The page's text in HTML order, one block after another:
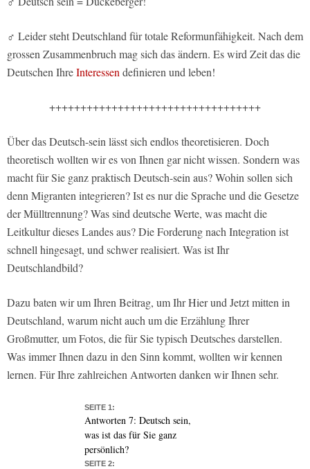
♂ Leider steht Deutschland für totale Reformunfähigkeit. Nach dem
grossen Zusammenbruch mag sich das ändern. Es wird Zeit das die
Deutschen IhreInteressendefinieren und leben!
++++++++++++++++++++++++++++++++++
Über das Deutsch-sein lässt sich endlos theoretisieren. Doch
theoretisch wollten wir es von Ihnen gar nicht wissen. Sondern was
macht für Sie ganz praktisch Deutsch-sein aus? Wohin sollen sich
denn Migranten integrieren? Ist es nur die Sprache und die Gesetze
der Mülltrennung? Was sind deutsche Werte, was macht die
Leitkultur dieses Landes aus? Die Forderung nach Integration ist
schnell hingesagt, und schwer realisiert. Was ist Ihr
Deutschlandbild?
Dazu baten wir um Ihren Beitrag, um Ihr Hier und Jetzt mitten in
Deutschland, warum nicht auch um die Erzählung Ihrer
Großmutter, um Fotos, die für Sie typisch Deutsches darstellen.
Was immer Ihnen dazu in den Sinn kommt, wollten wir kennen
lernen. Für Ihre zahlreichen Antworten danken wir Ihnen sehr.
SEITE 1:
Antworten 7: Deutsch sein,
was ist das für Sie ganz
persönlich?
SEITE 2: